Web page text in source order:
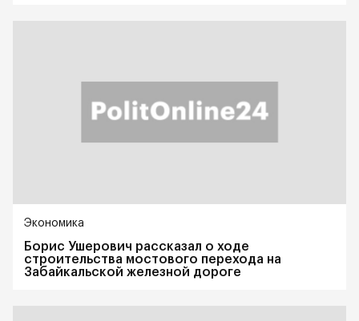
Экономика
Борис Ушерович рассказал о ходе
строительства мостового перехода на
Забайкальской железной дороге